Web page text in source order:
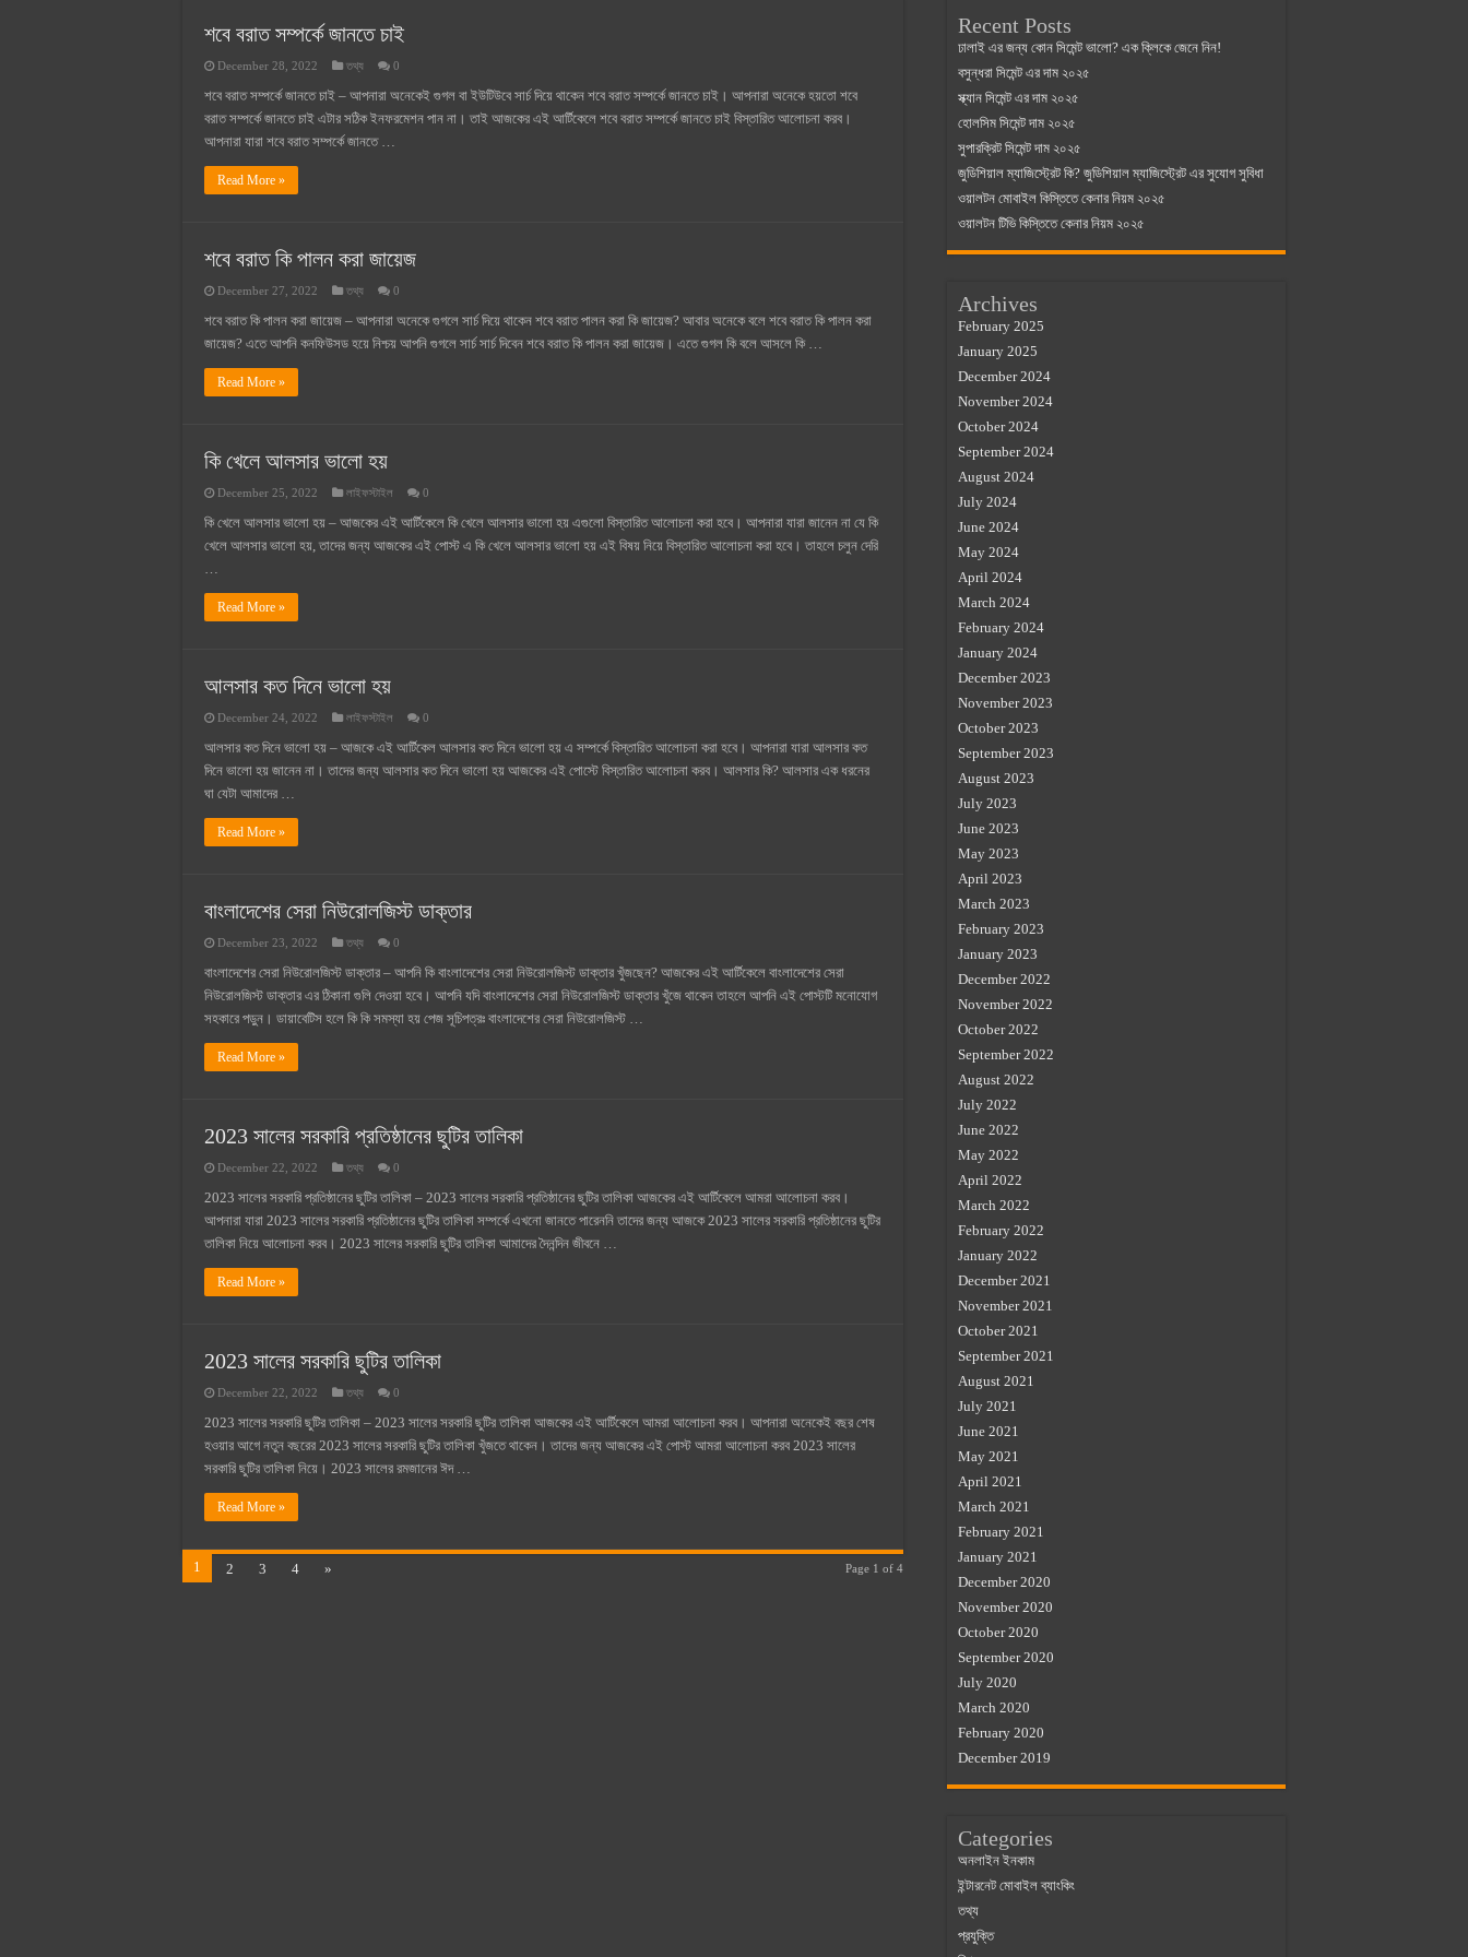
জুডিশিয়াল ম্যাজিস্ট্রেট কি? জুডিশিয়াল ম্যাজিস্ট্রেট এর সুযোগ সুবিধা
ওয়ালটন টিভি কিস্তিতে কেনার নিয়ম ২০২৫
গ্রামে লাভজনক ব্যবসা ২০২৫ ও গ্রামের বাজারে ব্যবসার আইডিয়া
শবে বরাত সম্পর্কে জানতে চাই
December 28, 2022 তথ্য 0
শবে বরাত সম্পর্কে জানতে চাই – আপনারা অনেকেই গুগল বা ইউটিউবে সার্চ দিয়ে থাকেন শবে বরাত সম্পর্কে জানতে চাই। আপনারা অনেকে হয়তো শবে
বরাত সম্পর্কে জানতে চাই এটার সঠিক ইনফরমেশন পান না। তাই আজকের এই আর্টিকেলে শবে বরাত সম্পর্কে জানতে চাই বিস্তারিত আলোচনা করব।
আপনারা যারা শবে বরাত সম্পর্কে জানতে …
Read More »
শবে বরাত কি পালন করা জায়েজ
December 27, 2022 তথ্য 0
শবে বরাত কি পালন করা জায়েজ – আপনারা অনেকে গুগলে সার্চ দিয়ে থাকেন শবে বরাত পালন করা কি জায়েজ? আবার অনেকে বলে শবে বরাত কি পালন করা
জায়েজ? এতে আপনি কনফিউসড হয়ে নিশ্চয় আপনি গুগলে সার্চ সার্চ দিবেন শবে বরাত কি পালন করা জায়েজ। এতে গুগল কি বলে আসলে কি …
Read More »
কি খেলে আলসার ভালো হয়
December 25, 2022 লাইফস্টাইল 0
কি খেলে আলসার ভালো হয় – আজকের এই আর্টিকেলে কি খেলে আলসার ভালো হয় এগুলো বিস্তারিত আলোচনা করা হবে। আপনারা যারা জানেন না যে কি
খেলে আলসার ভালো হয়, তাদের জন্য আজকের এই পোস্ট এ কি খেলে আলসার ভালো হয় এই বিষয় নিয়ে বিস্তারিত আলোচনা করা হবে। তাহলে চলুন দেরি
…
Read More »
আলসার কত দিনে ভালো হয়
December 24, 2022 লাইফস্টাইল 0
আলসার কত দিনে ভালো হয় – আজকে এই আর্টিকেল আলসার কত দিনে ভালো হয় এ সম্পর্কে বিস্তারিত আলোচনা করা হবে। আপনারা যারা আলসার কত
দিনে ভালো হয় জানেন না। তাদের জন্য আলসার কত দিনে ভালো হয় আজকের এই পোস্টে বিস্তারিত আলোচনা করব। আলসার কি? আলসার এক ধরনের
ঘা যেটা আমাদের …
Read More »
বাংলাদেশের সেরা নিউরোলজিস্ট ডাক্তার
December 23, 2022 তথ্য 0
বাংলাদেশের সেরা নিউরোলজিস্ট ডাক্তার – আপনি কি বাংলাদেশের সেরা নিউরোলজিস্ট ডাক্তার খুঁজছেন? আজকের এই আর্টিকেলে বাংলাদেশের সেরা
নিউরোলজিস্ট ডাক্তার এর ঠিকানা গুলি দেওয়া হবে। আপনি যদি বাংলাদেশের সেরা নিউরোলজিস্ট ডাক্তার খুঁজে থাকেন তাহলে আপনি এই পোস্টটি মনোযোগ
সহকারে পড়ুন। ডায়াবেটিস হলে কি কি সমস্যা হয় পেজ সূচিপত্রঃ বাংলাদেশের সেরা নিউরোলজিস্ট …
Read More »
2023 সালের সরকারি প্রতিষ্ঠানের ছুটির তালিকা
December 22, 2022 তথ্য 0
2023 সালের সরকারি প্রতিষ্ঠানের ছুটির তালিকা – 2023 সালের সরকারি প্রতিষ্ঠানের ছুটির তালিকা আজকের এই আর্টিকেলে আমরা আলোচনা করব।
আপনারা যারা 2023 সালের সরকারি প্রতিষ্ঠানের ছুটির তালিকা সম্পর্কে এখনো জানতে পারেননি তাদের জন্য আজকে 2023 সালের সরকারি প্রতিষ্ঠানের ছুটির
তালিকা নিয়ে আলোচনা করব। 2023 সালের সরকারি ছুটির তালিকা আমাদের দৈনন্দিন জীবনে …
Read More »
2023 সালের সরকারি ছুটির তালিকা
December 22, 2022 তথ্য 0
2023 সালের সরকারি ছুটির তালিকা – 2023 সালের সরকারি ছুটির তালিকা আজকের এই আর্টিকেলে আমরা আলোচনা করব। আপনারা অনেকেই বছর শেষ
হওয়ার আগে নতুন বছরের 2023 সালের সরকারি ছুটির তালিকা খুঁজতে থাকেন। তাদের জন্য আজকের এই পোস্ট আমরা আলোচনা করব 2023 সালের
সরকারি ছুটির তালিকা নিয়ে। 2023 সালের রমজানের ঈদ …
Read More »
Page 1 of 4
1 2 3 4 »
Recent Posts
ঢালাই এর জন্য কোন সিমেন্ট ভালো? এক ক্লিকে জেনে নিন!
বসুন্ধরা সিমেন্ট এর দাম ২০২৫
স্ক্যান সিমেন্ট এর দাম ২০২৫
হোলসিম সিমেন্ট দাম ২০২৫
সুপারক্রিট সিমেন্ট দাম ২০২৫
জুডিশিয়াল ম্যাজিস্ট্রেট কি? জুডিশিয়াল ম্যাজিস্ট্রেট এর সুযোগ সুবিধা
ওয়ালটন মোবাইল কিস্তিতে কেনার নিয়ম ২০২৫
ওয়ালটন টিভি কিস্তিতে কেনার নিয়ম ২০২৫
Archives
February 2025
January 2025
December 2024
November 2024
October 2024
September 2024
August 2024
July 2024
June 2024
May 2024
April 2024
March 2024
February 2024
January 2024
December 2023
November 2023
October 2023
September 2023
August 2023
July 2023
June 2023
May 2023
April 2023
March 2023
February 2023
January 2023
December 2022
November 2022
October 2022
September 2022
August 2022
July 2022
June 2022
May 2022
April 2022
March 2022
February 2022
January 2022
December 2021
November 2021
October 2021
September 2021
August 2021
July 2021
June 2021
May 2021
April 2021
March 2021
February 2021
January 2021
December 2020
November 2020
October 2020
September 2020
July 2020
March 2020
February 2020
December 2019
Categories
অনলাইন ইনকাম
ইন্টারনেট মোবাইল ব্যাংকিং
তথ্য
প্রযুক্তি